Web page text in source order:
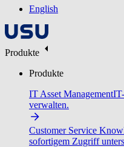
English
Produkte
Produkte
IT Asset Management
verwalten.
Customer Service
sofortigem Zugriff